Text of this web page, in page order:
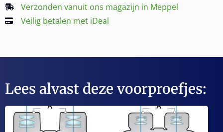
Verzonden vanuit ons magazijn in Meppel
Veilig betalen met iDeal
Lees alvast deze voorproefjes: